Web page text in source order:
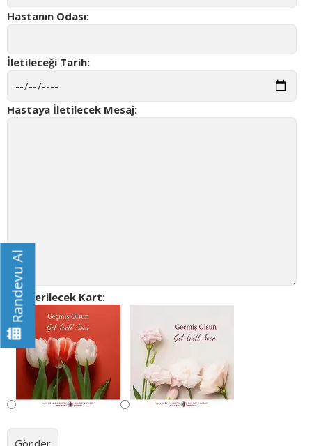
Hastanın Odası:
İletileceği Tarih:
Hastaya İletilecek Mesaj:
Gönderilecek Kart:
Randevu Al